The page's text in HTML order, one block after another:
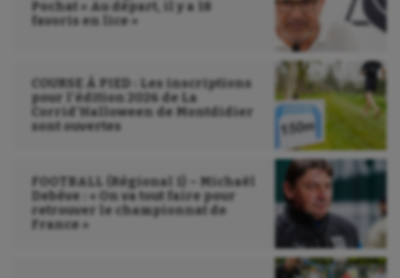
Pochat « Au départ, il y a 18
favoris en lice »
COURSE À PIED : Les inscriptions
pour l’édition 2026 de La
Corrid’Halloween de Montdidier
sont ouvertes
FOOTBALL (Régional 1) – Michaël
Debève : « On va tout faire pour
retrouver le championnat de
France »